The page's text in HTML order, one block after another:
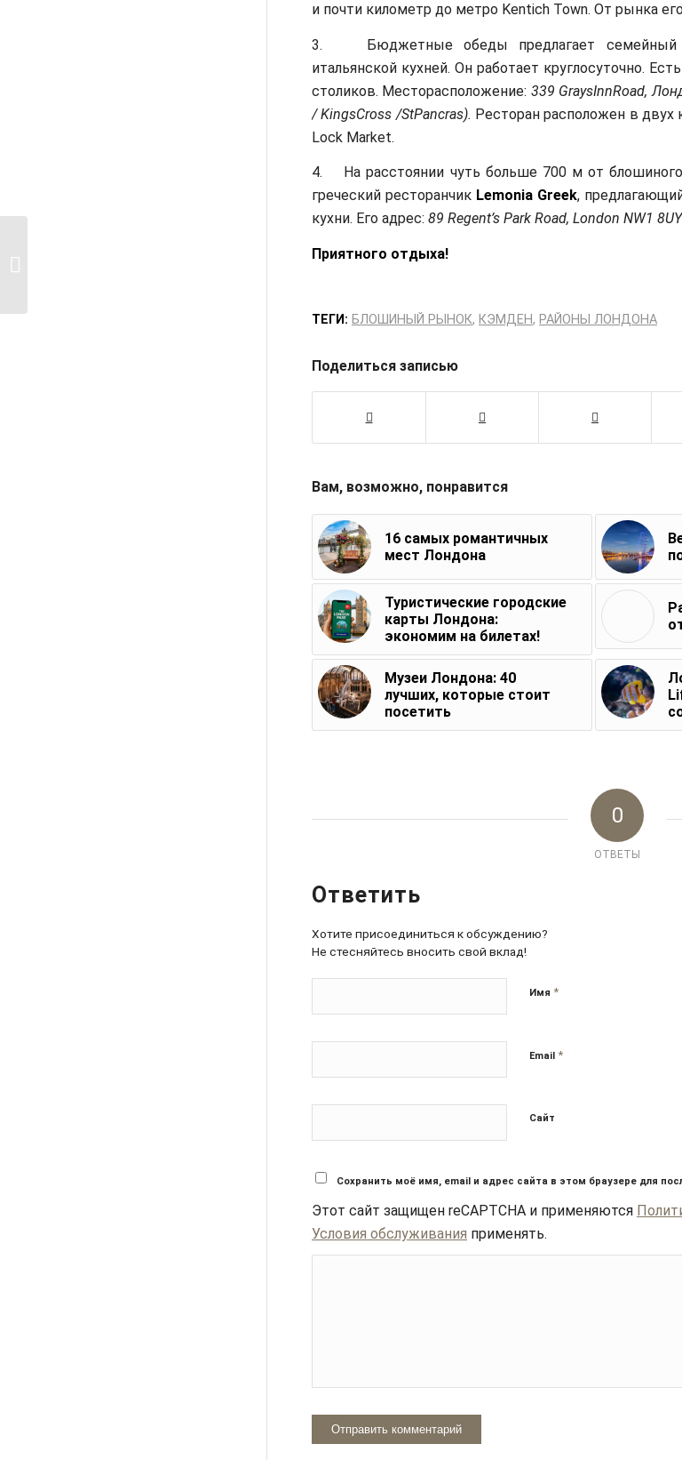
и почти километр до метро Kentich Town. От рынка
3. Бюджетные обеды предлагает
итальянской кухней. Он работает круглосуточно.
столиков. Месторасположение: 339 GraysInnRoad,
/ KingsCross /StPancras). Ресторан расположен в двух
Lock Market.
4. На расстоянии чуть больше 700 м от
греческий ресторанчик Lemonia Greek,
кухни. Его адрес: 89 Regent’s Park Road, London NW1 8UY
Приятного отдыха!
ТЕГИ: БЛОШИНЫЙ РЫНОК, КЭМДЕН, РАЙОНЫ ЛОНДОНА
Поделиться записью
Вам, возможно, понравится
16 самых романтичных
мест Лондона
Туристические городские
карты Лондона:
экономим на билетах!
Музеи Лондона: 40
лучших, которые стоит
посетить
0
ОТВЕТЫ
Ответить
Хотите присоединиться к обсуждению?
Не стесняйтесь вносить свой вклад!
Имя *
Email *
Сайт
Сохранить моё имя, email и адрес сайта в этом браузере для
Этот сайт защищен reCAPTCHA и применяются
Условия обслуживания применять.